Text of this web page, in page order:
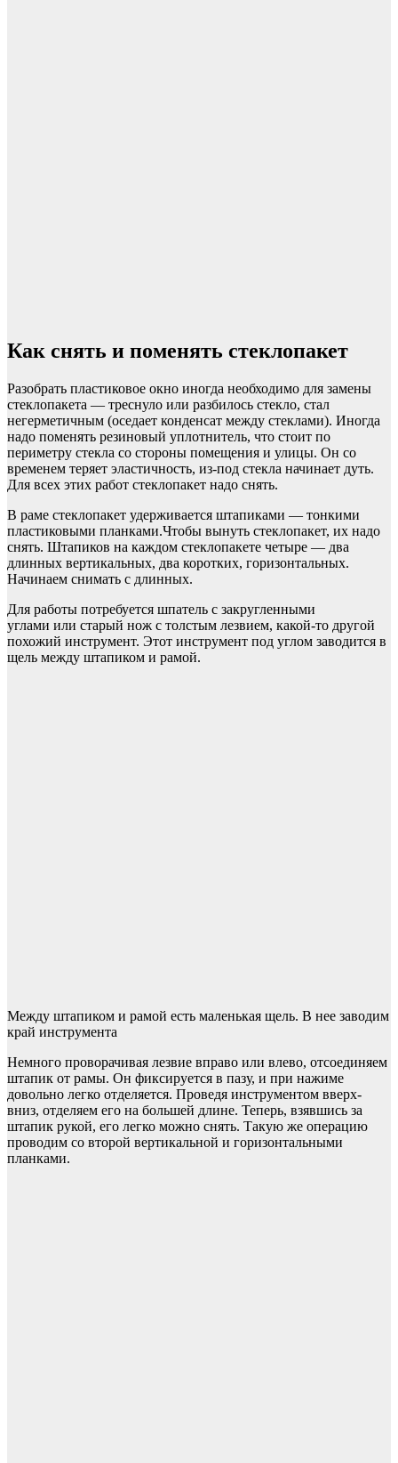
Как снять и поменять стеклопакет
Разобрать пластиковое окно иногда необходимо для замены
стеклопакета — треснуло или разбилось стекло, стал
негерметичным (оседает конденсат между стеклами). Иногда
надо поменять резиновый уплотнитель, что стоит по
периметру стекла со стороны помещения и улицы. Он со
временем теряет эластичность, из-под стекла начинает дуть.
Для всех этих работ стеклопакет надо снять.
В раме стеклопакет удерживается штапиками — тонкими
пластиковыми планками.Чтобы вынуть стеклопакет, их надо
снять. Штапиков на каждом стеклопакете четыре — два
длинных вертикальных, два коротких, горизонтальных.
Начинаем снимать с длинных.
Для работы потребуется шпатель с закругленными
углами или старый нож с толстым лезвием, какой-то другой
похожий инструмент. Этот инструмент под углом заводится в
щель между штапиком и рамой.
Между штапиком и рамой есть маленькая щель. В нее заводим
край инструмента
Немного проворачивая лезвие вправо или влево, отсоединяем
штапик от рамы. Он фиксируется в пазу, и при нажиме
довольно легко отделяется. Проведя инструментом вверх-
вниз, отделяем его на большей длине. Теперь, взявшись за
штапик рукой, его легко можно снять. Такую же операцию
проводим со второй вертикальной и горизонтальными
планками.